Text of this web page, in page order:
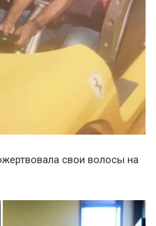
свои волосы на